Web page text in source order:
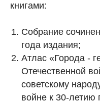
книгами:
Собрание
года издания;
Атлас «Города -
Отечественной
советскому
войне к 30-летию